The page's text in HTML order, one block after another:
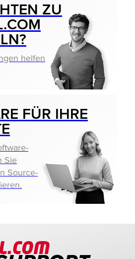
ZU
helfen
FÜR IHRE
Sie
Source-